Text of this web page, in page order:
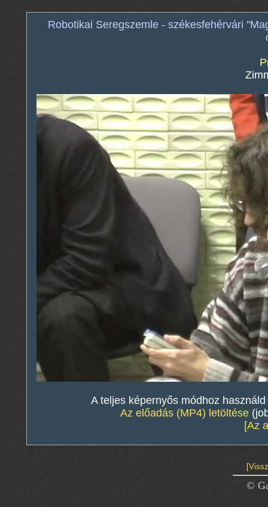
Robotikai Seregszemle - székesfehérvári
A teljes képernyős módhoz
Az előadás (MP4) letöltése
[Az
©